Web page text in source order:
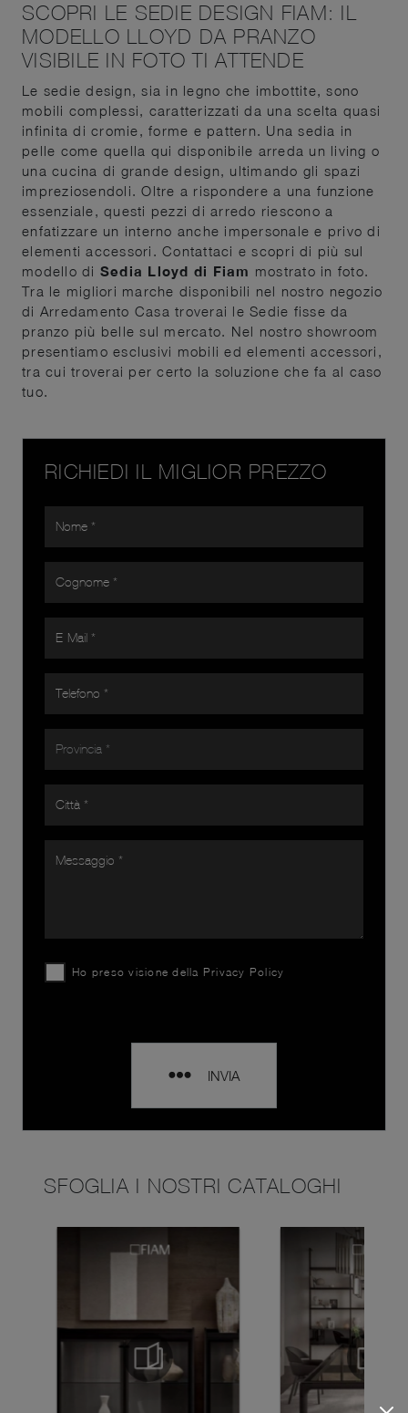
SCOPRI LE SEDIE DESIGN FIAM: IL
MODELLO LLOYD DA PRANZO
VISIBILE IN FOTO TI ATTENDE
Le sedie design, sia in legno che imbottite, sono
mobili complessi, caratterizzati da una scelta quasi
infinita di cromie, forme e pattern. Una sedia in
pelle come quella qui disponibile arreda un living o
una cucina di grande design, ultimando gli spazi
impreziosendoli. Oltre a rispondere a una funzione
essenziale, questi pezzi di arredo riescono a
enfatizzare un interno anche impersonale e privo di
elementi accessori. Contattaci e scopri di più sul
modello di Sedia Lloyd di Fiam mostrato in foto.
Tra le migliori marche disponibili nel nostro negozio
di Arredamento Casa troverai le Sedie fisse da
pranzo più belle sul mercato. Nel nostro showroom
presentiamo esclusivi mobili ed elementi accessori,
tra cui troverai per certo la soluzione che fa al caso
tuo.
RICHIEDI IL MIGLIOR PREZZO
Ho preso visione della Privacy Policy
INVIA
SFOGLIA I NOSTRI CATALOGHI